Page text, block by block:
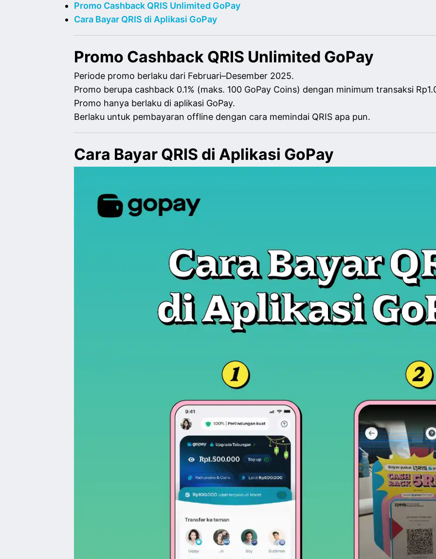
Promo Cashback QRIS Unlimited GoPay
Cara Bayar QRIS di Aplikasi GoPay
Promo Cashback QRIS Unlimited GoPay
Periode promo berlaku dari Februari–Desember 2025.
Promo berupa cashback 0.1% (maks. 100 GoPay Coins) dengan minimum transaksi
Promo hanya berlaku di aplikasi GoPay.
Berlaku untuk pembayaran offline dengan cara memindai QRIS apa pun.
Cara Bayar QRIS di Aplikasi GoPay